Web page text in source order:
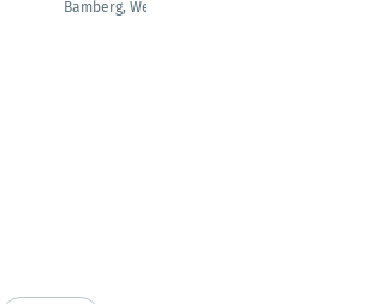
Bamberg, Weismain